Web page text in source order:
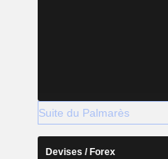
Suite du Palmarès
Devises / Forex